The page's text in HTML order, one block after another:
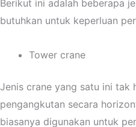
Berikut ini adalah beberapa
butuhkan untuk keperluan
Tower crane
Jenis crane yang satu ini tak
pengangkutan secara
biasanya digunakan untuk